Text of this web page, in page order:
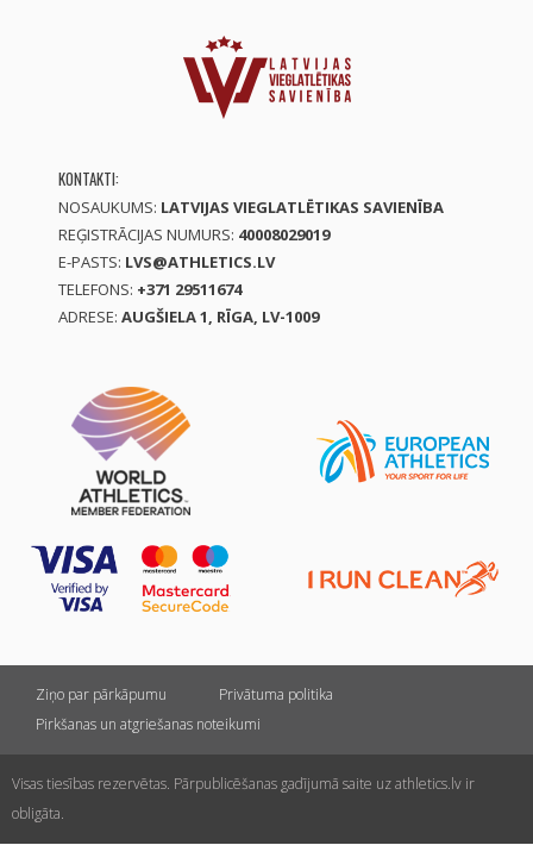
KONTAKTI:
NOSAUKUMS: LATVIJAS VIEGLATLĒTIKAS SAVIENĪBA
REĢISTRĀCIJAS NUMURS: 40008029019
E-PASTS: LVS@ATHLETICS.LV
TELEFONS: +371 29511674
ADRESE: AUGŠIELA 1, RĪGA, LV-1009
Ziņo par pārkāpumu
Privātuma politika
Pirkšanas un atgriešanas noteikumi
Visas tiesības rezervētas. Pārpublicēšanas gadījumā saite uz athletics.lv ir
obligāta.